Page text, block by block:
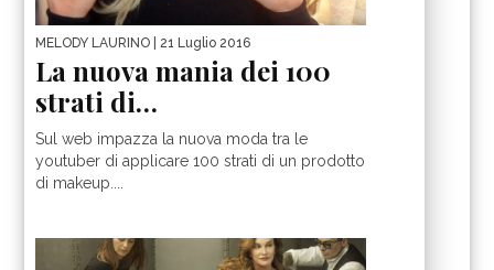
MELODY LAURINO | 21 Luglio 2016
La nuova mania dei 100
strati di…
Sul web impazza la nuova moda tra le
youtuber di applicare 100 strati di un prodotto
di makeup....